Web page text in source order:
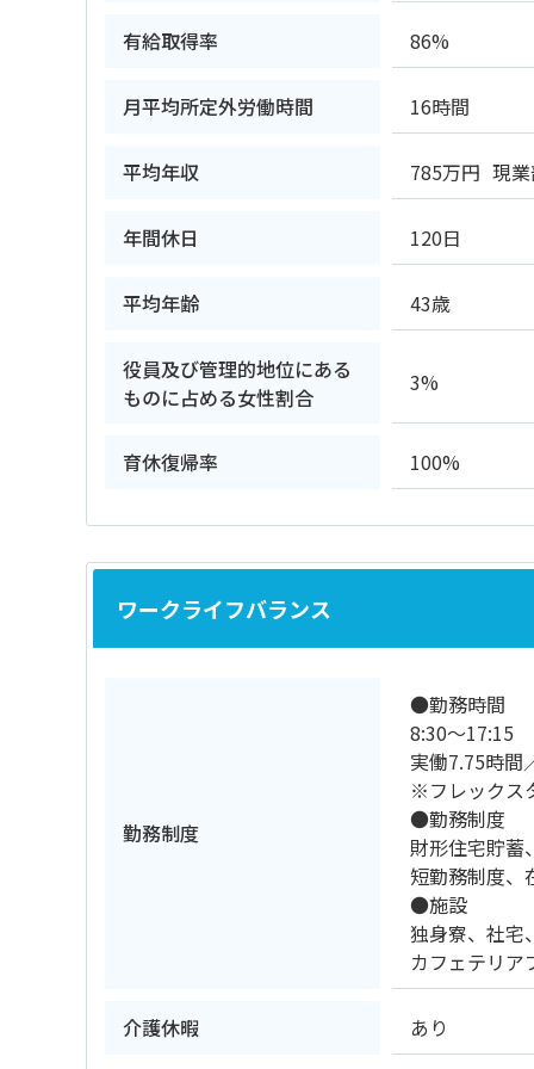
有給取得率 86%
月平均所定外労働時間 16時間
平均年収 785万円 現
年間休日 120日
平均年齢 43歳
役員及び管理的地位にある
ものに占める女性割合
3%
育休復帰率 100%
ワークライフバランス
勤務制度
●勤務時間
8:30～17:15
実働7.75時間
※フレックス
●勤務制度
財形住宅貯蓄
短勤務制度、
●施設
独身寮、社
カフェテリア
介護休暇 あり